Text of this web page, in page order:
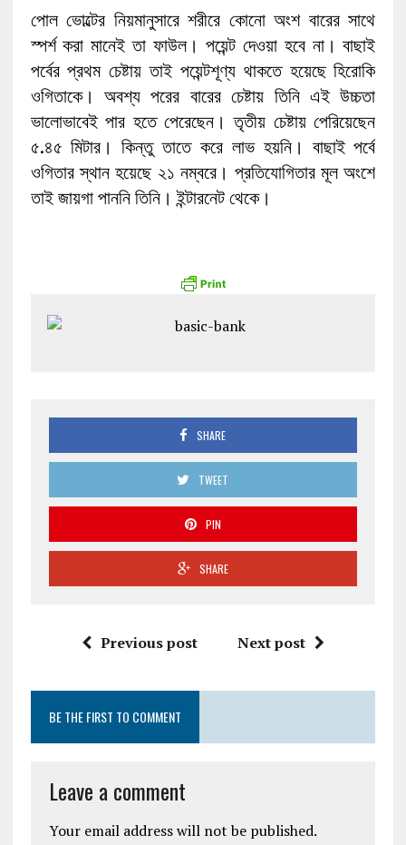
পোল ভোল্টের নিয়মানুসারে শরীরে কোনো অংশ বারের সাথে
স্পর্শ করা মানেই তা ফাউল। পয়েন্ট দেওয়া হবে না। বাছাই
পর্বের প্রথম চেষ্টায় তাই পয়েন্টশূণ্য থাকতে হয়েছে হিরোকি
ওগিতাকে। অবশ্য পরের বারের চেষ্টায় তিনি এই উচ্চতা
ভালোভাবেই পার হতে পেরেছেন। তৃতীয় চেষ্টায় পেরিয়েছেন
৫.৪৫ মিটার। কিন্তু তাতে করে লাভ হয়নি। বাছাই পর্বে
ওগিতার স্থান হয়েছে ২১ নম্বরে। প্রতিযোগিতার মূল অংশে
তাই জায়গা পাননি তিনি। ইন্টারনেট থেকে।
SHARE
TWEET
PIN
SHARE
Previous post Next post
BE THE FIRST TO COMMENT
Leave a comment
Your email address will not be published.